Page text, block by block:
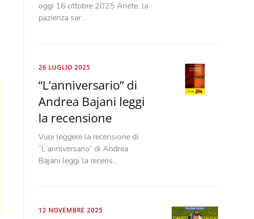
oggi 16 ottobre 2025 Ariete: la
pazienza sar…
26 LUGLIO 2025
“L’anniversario” di
Andrea Bajani leggi
la recensione
Vuoi leggere la recensione di
“L’anniversario” di Andrea
Bajani leggi la recens…
12 NOVEMBRE 2025